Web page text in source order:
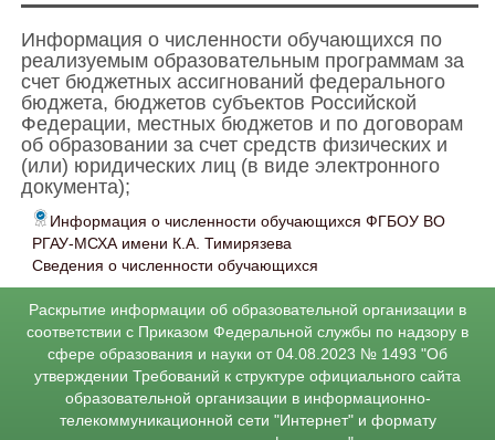
Информация о численности обучающихся по
реализуемым образовательным программам за
счет бюджетных ассигнований федерального
бюджета, бюджетов субъектов Российской
Федерации, местных бюджетов и по договорам
об образовании за счет средств физических и
(или) юридических лиц (в виде электронного
документа);
Информация о численности обучающихся ФГБОУ ВО
РГАУ-МСХА имени К.А. Тимирязева
Сведения о численности обучающихся
Раскрытие информации об образовательной организации в
соответствии с Приказом Федеральной службы по надзору в
сфере образования и науки от 04.08.2023 № 1493 "Об
утверждении Требований к структуре официального сайта
образовательной организации в информационно-
телекоммуникационной сети "Интернет" и формату